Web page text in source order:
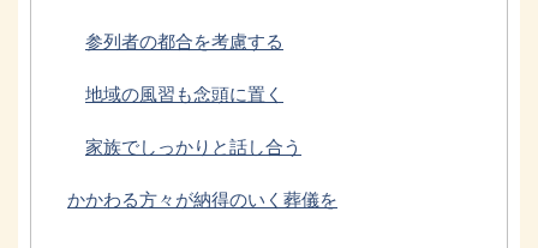
参列者の都合を考慮する
地域の風習も念頭に置く
家族でしっかりと話し合う
かかわる方々が納得のいく葬儀を